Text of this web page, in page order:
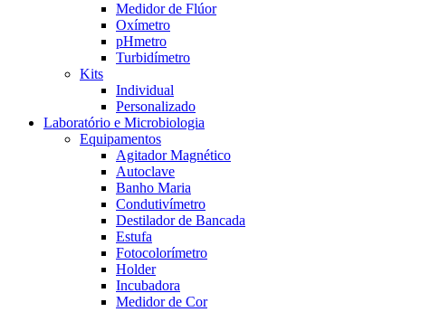
Medidor de Flúor
Oxímetro
pHmetro
Turbidímetro
Kits
Individual
Personalizado
Laboratório e Microbiologia
Equipamentos
Agitador Magnético
Autoclave
Banho Maria
Condutivímetro
Destilador de Bancada
Estufa
Fotocolorímetro
Holder
Incubadora
Medidor de Cor